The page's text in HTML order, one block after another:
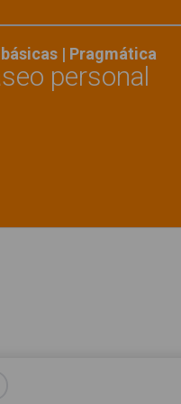
| Pragmática
personal